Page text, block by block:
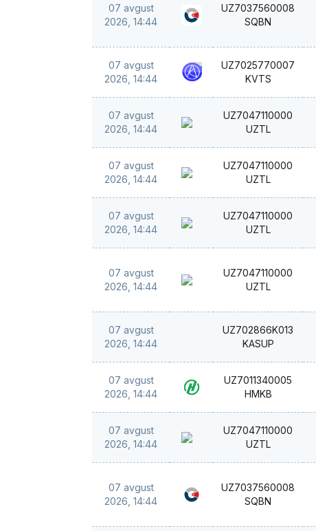
07 avgust
2026, 14:44
UZ7037560008
SQBN
07 avgust
2026, 14:44
UZ7025770007
KVTS
07 avgust
2026, 14:44
UZ7047110000
UZTL
07 avgust
2026, 14:44
UZ7047110000
UZTL
07 avgust
2026, 14:44
UZ7047110000
UZTL
07 avgust
2026, 14:44
UZ7047110000
UZTL
07 avgust
2026, 14:44
UZ702866K013
KASUP
07 avgust
2026, 14:44
UZ7011340005
HMKB
07 avgust
2026, 14:44
UZ7047110000
UZTL
07 avgust
2026, 14:44
UZ7037560008
SQBN